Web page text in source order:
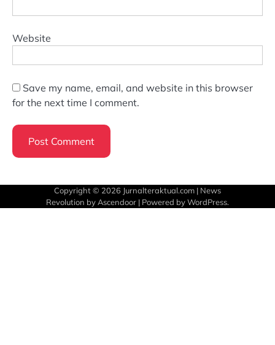
Website
Save my name, email, and website in this browser
for the next time I comment.
Copyright © 2026 Jurnalteraktual.com | News
Revolution by Ascendoor | Powered byWordPress.